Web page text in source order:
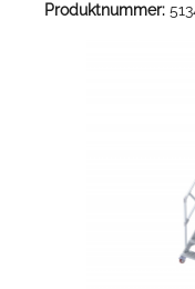
Produktnummer: